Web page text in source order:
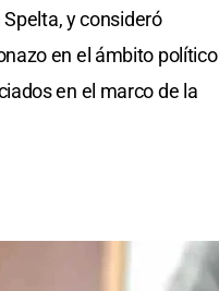
y consideró
en el ámbito político
en el marco de la